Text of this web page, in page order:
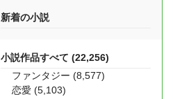
新着の小説
小説作品すべて (22,256)
ファンタジー (8,577)
恋愛 (5,103)